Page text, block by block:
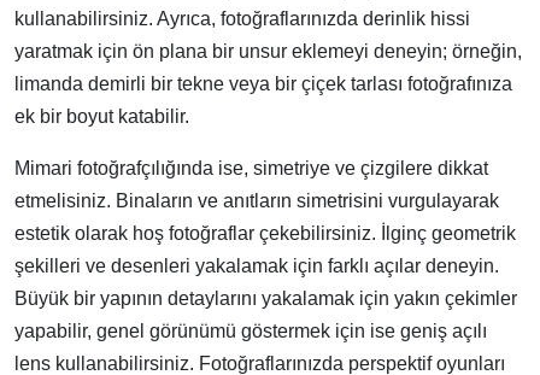
kullanabilirsiniz. Ayrıca, fotoğraflarınızda derinlik hissi
yaratmak için ön plana bir unsur eklemeyi deneyin; örneğin,
limanda demirli bir tekne veya bir çiçek tarlası fotoğrafınıza
ek bir boyut katabilir.
Mimari fotoğrafçılığında ise, simetriye ve çizgilere dikkat
etmelisiniz. Binaların ve anıtların simetrisini vurgulayarak
estetik olarak hoş fotoğraflar çekebilirsiniz. İlginç geometrik
şekilleri ve desenleri yakalamak için farklı açılar deneyin.
Büyük bir yapının detaylarını yakalamak için yakın çekimler
yapabilir, genel görünümü göstermek için ise geniş açılı
lens kullanabilirsiniz. Fotoğraflarınızda perspektif oyunları